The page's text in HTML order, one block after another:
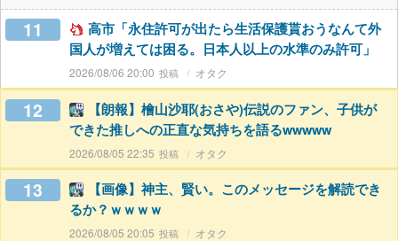
11
高市「永住許可が出たら生活保護貰おうなんて外
国人が増えては困る。日本人以上の水準のみ許可」
2026/08/06 20:00 オタク
12
【朗報】檜山沙耶(おさや)伝説のファン、子供が
できた推しへの正直な気持ちを語るwwwww
2026/08/05 22:35 オタク
13
【画像】神主、賢い。このメッセージを解読でき
るか？ｗｗｗｗ
2026/08/05 20:05 オタク